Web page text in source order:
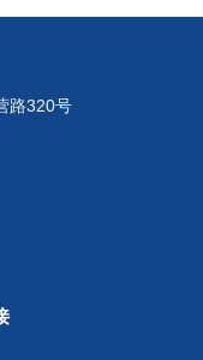
路320号